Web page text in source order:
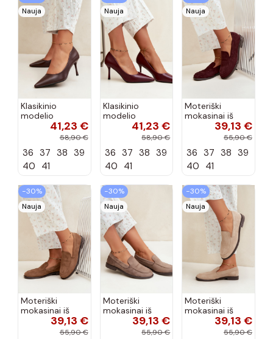
Nauja
Klasikinio
modelio
aukštakulniai
šokolado
spalvos Nesha
41,23 €
58,90 €
36 37 38 39
40 41
Nauja
Klasikinio
modelio
aukštakulniai
bordo spalvos
Nesha
41,23 €
58,90 €
36 37 38 39
40 41
Nauja
Moteriški
mokasinai iš
dirbtinės
zomšos, bordo
39,13 €
55,90 €
36 37 38 39
40 41
−30%
Nauja
Moteriški
mokasinai iš
dirbtinės
zomšos, rudos
39,13 €
55,90 €
−30%
Nauja
Moteriški
mokasinai iš
dirbtinės
zomšos, molio
39,13 €
55,90 €
−30%
Nauja
Moteriški
mokasinai iš
dirbtinės
zomšos, smėlio
39,13 €
55,90 €